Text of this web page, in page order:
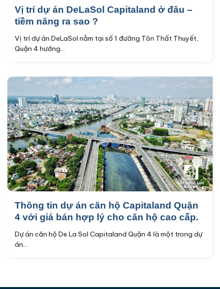
Vị trí dự án DeLaSol Capitaland ở đâu –
tiềm năng ra sao ?
Vị trí dự án DeLaSol nằm tại số 1 đường Tôn Thất Thuyết,
Quận 4 hướng...
Thông tin dự án căn hộ Capitaland Quận
4 với giá bán hợp lý cho căn hộ cao cấp.
Dự án căn hộ De La Sol Capitaland Quận 4 là một trong dự
án...